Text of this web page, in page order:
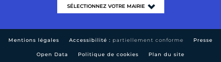
Mentions légales Accessibilité : partiellement conforme Presse
Open Data Politique de cookies Plan du site